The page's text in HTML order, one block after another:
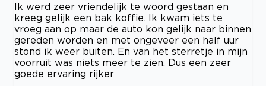
Ik werd zeer vriendelijk te woord gestaan en
kreeg gelijk een bak koffie. Ik kwam iets te
vroeg aan op maar de auto kon gelijk naar binnen
gereden worden en met ongeveer een half uur
stond ik weer buiten. En van het sterretje in mijn
voorruit was niets meer te zien. Dus een zeer
goede ervaring rijker